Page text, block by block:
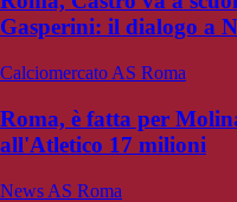
Gasperini: il dialogo a
Calciomercato AS Roma
Roma, è fatta per
all'Atletico 17 milioni
News AS Roma